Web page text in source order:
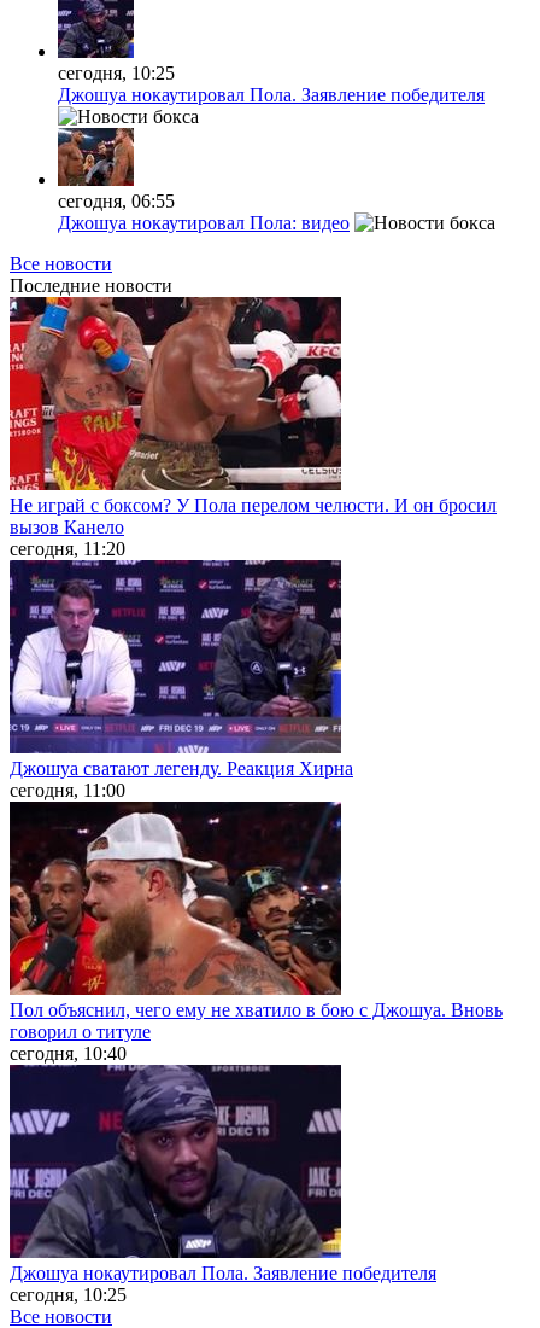
сегодня, 10:25
Джошуа нокаутировал Пола. Заявление победителя
сегодня, 06:55
Джошуа нокаутировал Пола: видео
Все новости
Последние новости
Не играй с боксом? У Пола перелом челюсти. И он бросил
вызов Канело
сегодня, 11:20
Джошуа сватают легенду. Реакция Хирна
сегодня, 11:00
Пол объяснил, чего ему не хватило в бою с Джошуа. Вновь
говорил о титуле
сегодня, 10:40
Джошуа нокаутировал Пола. Заявление победителя
сегодня, 10:25
Все новости